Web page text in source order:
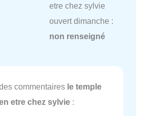
etre chez sylvie
ouvert dimanche :
non renseigné
commentaires le temple
etre chez sylvie :